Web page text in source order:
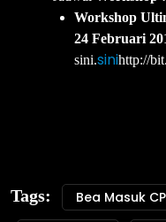
Workshop
24 Februari
sini.sinihttp://
Tags: Bea Masuk